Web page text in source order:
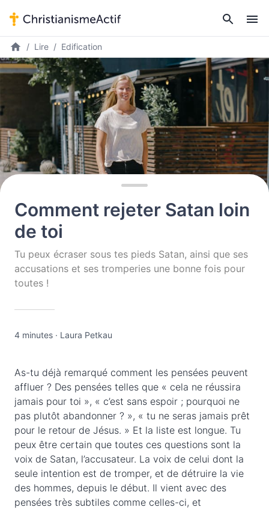
Lire Edification
Comment rejeter Satan loin
de toi
Tu peux écraser sous tes pieds Satan, ainsi que ses
accusations et ses tromperies une bonne fois pour
toutes !
4 minutes · Laura Petkau
As-tu déjà remarqué comment les pensées peuvent
affluer ? Des pensées telles que « cela ne réussira
jamais pour toi », « c’est sans espoir ; pourquoi ne
pas plutôt abandonner ? », « tu ne seras jamais prêt
pour le retour de Jésus. » Et la liste est longue. Tu
peux être certain que toutes ces questions sont la
voix de Satan, l’accusateur. La voix de celui dont la
seule intention est de tromper, et de détruire la vie
des hommes, depuis le début. Il vient avec des
pensées très subtiles comme celles-ci, et